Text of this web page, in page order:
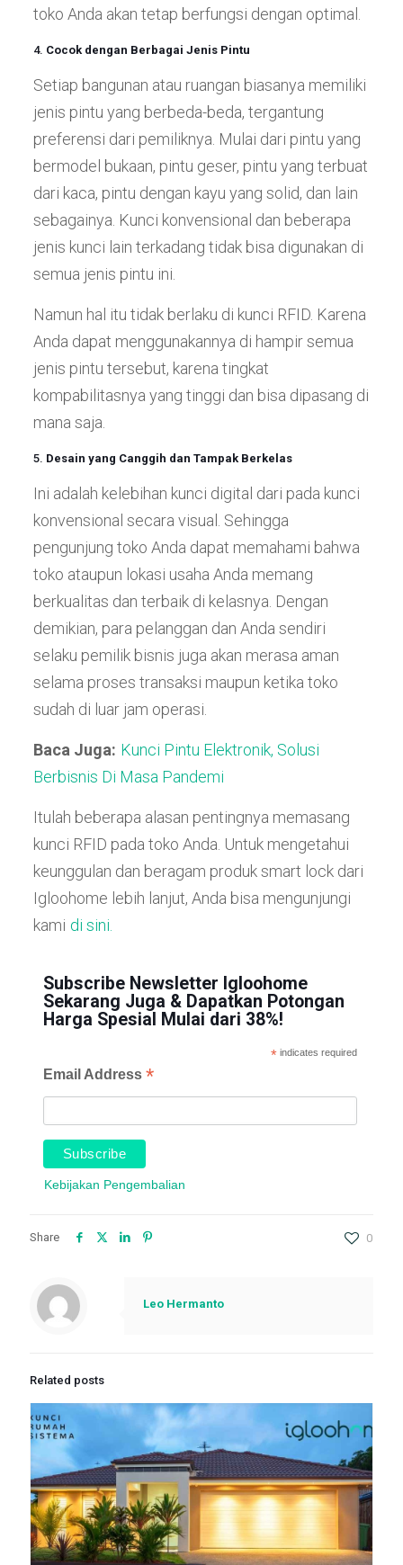
toko Anda akan tetap berfungsi dengan optimal.
4. Cocok dengan Berbagai Jenis Pintu
Setiap bangunan atau ruangan biasanya memiliki
jenis pintu yang berbeda-beda, tergantung
preferensi dari pemiliknya. Mulai dari pintu yang
bermodel bukaan, pintu geser, pintu yang terbuat
dari kaca, pintu dengan kayu yang solid, dan lain
sebagainya. Kunci konvensional dan beberapa
jenis kunci lain terkadang tidak bisa digunakan di
semua jenis pintu ini.
Namun hal itu tidak berlaku di kunci RFID. Karena
Anda dapat menggunakannya di hampir semua
jenis pintu tersebut, karena tingkat
kompabilitasnya yang tinggi dan bisa dipasang di
mana saja.
5. Desain yang Canggih dan Tampak Berkelas
Ini adalah kelebihan kunci digital dari pada kunci
konvensional secara visual. Sehingga
pengunjung toko Anda dapat memahami bahwa
toko ataupun lokasi usaha Anda memang
berkualitas dan terbaik di kelasnya. Dengan
demikian, para pelanggan dan Anda sendiri
selaku pemilik bisnis juga akan merasa aman
selama proses transaksi maupun ketika toko
sudah di luar jam operasi.
Baca Juga: Kunci Pintu Elektronik, Solusi
Berbisnis Di Masa Pandemi
Itulah beberapa alasan pentingnya memasang
kunci RFID pada toko Anda. Untuk mengetahui
keunggulan dan beragam produk smart lock dari
Igloohome lebih lanjut, Anda bisa mengunjungi
kami di sini.
Subscribe Newsletter Igloohome
Sekarang Juga & Dapatkan Potongan
Harga Spesial Mulai dari 38%!
*indicates required
Email Address*
Kebijakan Pengembalian
Share 0
Leo Hermanto
Related posts